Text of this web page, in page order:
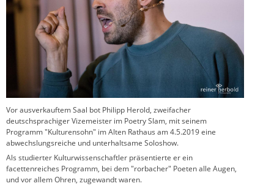
Vor ausverkauftem Saal bot Philipp Herold, zweifacher
deutschsprachiger Vizemeister im Poetry Slam, mit seinem
Programm "Kulturensohn" im Alten Rathaus am 4.5.2019 eine
abwechslungsreiche und unterhaltsame Soloshow.
Als studierter Kulturwissenschaftler präsentierte er ein
facettenreiches Programm, bei dem "rorbacher" Poeten alle Augen,
und vor allem Ohren, zugewandt waren.